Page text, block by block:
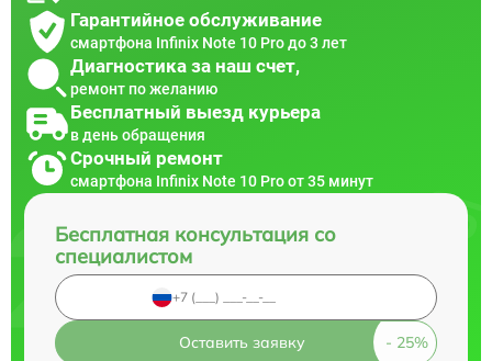
Гарантийное обслуживание
смартфона Infinix Note 10 Pro до 3 лет
Диагностика за наш счет,
ремонт по желанию
Бесплатный выезд курьера
в день обращения
Срочный ремонт
смартфона Infinix Note 10 Pro от 35 минут
Бесплатная консультация со
специалистом
Оставить заявку